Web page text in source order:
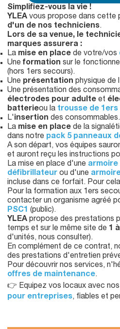
Simplifiez-vous la vie !
YLEA vous propose dans cette
d'un de nos techniciens.
Lors de sa venue, le
marques assurera :
La mise en place de votre/vos
Une formation sur le
(hors 1ers secours).
Une présentation physique de
Une présentation des
électrodes pour adulte et
batterieou la trousse de
L'insertion des consommables.
La mise en place de la
dans notre pack 5 panneaux
A son départ, vos équipes
et auront reçu les instructions
La mise en place d'une
défibrillateur ou d'une
incluse dans ce forfait. Pour
Pour la formation aux 1ers
contacter un organisme agréé
PSC1 (public).
YLEA propose des prestations
temps et sur le même site de 1
d'unités, nous consulter).
En complément de ce contrat,
des prestations d'entretien
Pour découvrir nos services,
offres de maintenance.
👉 Equipez vos locaux avec nos
pour entreprises, fiables et